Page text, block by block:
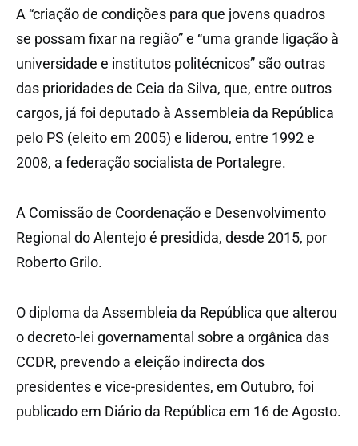
A “criação de condições para que jovens quadros
se possam fixar na região” e “uma grande ligação à
universidade e institutos politécnicos” são outras
das prioridades de Ceia da Silva, que, entre outros
cargos, já foi deputado à Assembleia da República
pelo PS (eleito em 2005) e liderou, entre 1992 e
2008, a federação socialista de Portalegre.
A Comissão de Coordenação e Desenvolvimento
Regional do Alentejo é presidida, desde 2015, por
Roberto Grilo.
O diploma da Assembleia da República que alterou
o decreto-lei governamental sobre a orgânica das
CCDR, prevendo a eleição indirecta dos
presidentes e vice-presidentes, em Outubro, foi
publicado em Diário da República em 16 de Agosto.